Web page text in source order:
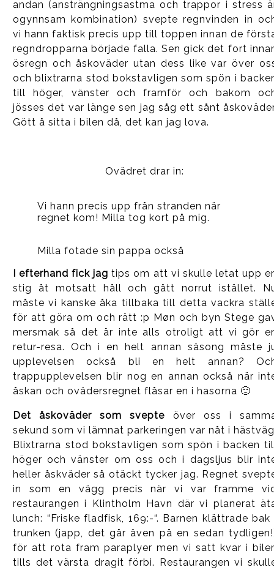
andan (ansträngningsastma och trappor i stress
ogynnsam kombination) svepte regnvinden in
vi hann faktisk precis upp till toppen innan de
regndropparna började falla. Sen gick det fort
ösregn och åskoväder utan dess like var över
och blixtrarna stod bokstavligen som spön i
till höger, vänster och framför och bakom
jösses det var länge sen jag såg ett sånt
Gött å sitta i bilen då, det kan jag lova.
Ovädret drar in:
Vi hann precis upp från stranden när
regnet kom! Milla tog kort på mig.
Milla fotade sin pappa också
I efterhand fick jag tips om att vi skulle letat upp
stig åt motsatt håll och gått norrut istället.
måste vi kanske åka tillbaka till detta vackra
för att göra om och rätt :p Møn och byn Stege
mersmak så det är inte alls otroligt att vi gör
retur-resa. Och i en helt annan säsong måste
upplevelsen också bli en helt annan?
trappupplevelsen blir nog en annan också när
åskan och ovädersregnet flåsar en i hasorna 🙂
Det åskoväder som svepte över oss i
sekund som vi lämnat parkeringen var nåt i
Blixtrarna stod bokstavligen som spön i backen
höger och vänster om oss och i dagsljus blir
heller åskväder så otäckt tycker jag. Regnet
in som en vägg precis när vi var framme
restaurangen i Klintholm Havn där vi planerat
lunch: “Friske fladfisk, 169:-“. Barnen klättrade bak
trunken (japp, det går även på en sedan
för att rota fram paraplyer men vi satt kvar i
tills det värsta dragit förbi. Restaurangen vi